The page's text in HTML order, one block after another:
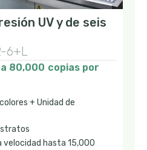
UV y de seis
6+L
80,000 copias por
+ Unidad de
velocidad hasta 15,000